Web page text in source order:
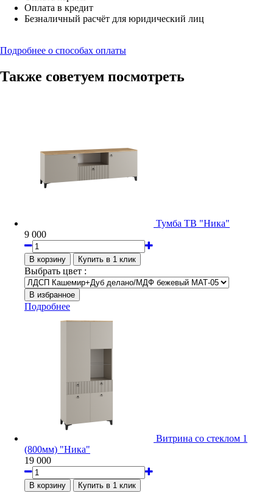
Оплата в кредит
Безналичный расчёт для юридический лиц
Подробнее о способах оплаты
Также советуем посмотреть
Тумба ТВ "Ника"
9 000
Выбрать цвет :
Подробнее
Витрина со стеклом 1
(800мм) "Ника"
19 000